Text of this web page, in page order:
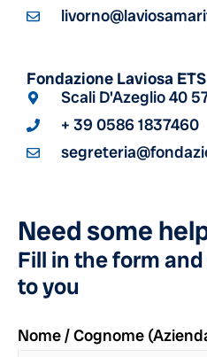
Fondazione Laviosa ETS
Scali D'Azeglio 40
+ 39 0586 1837460
Need some
Fill in the form
to you
Nome / Cognome